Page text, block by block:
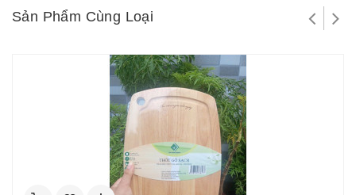
Sản Phẩm Cùng Loại